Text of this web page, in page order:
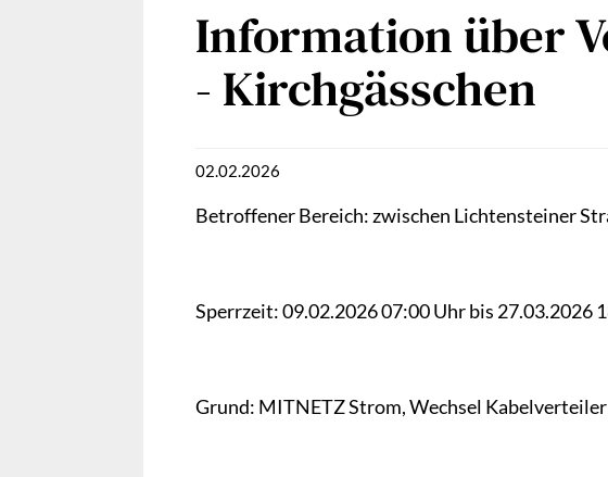
Information über
- Kirchgässchen
02.02.2026
Betroffener Bereich: zwischen Lichtensteiner
Sperrzeit: 09.02.2026 07:00 Uhr bis 27.03.2026
Grund: MITNETZ Strom, Wechsel Kabelverteiler